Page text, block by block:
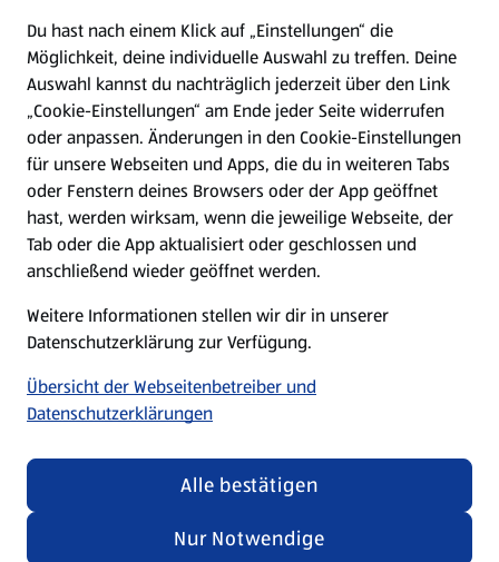
Presse
Hilfe & Kontakt
(öffnet in einem neuen Tab)
Unternehmen
Folge uns hier:
Datenschutz- und Richtlinienmenü
Cookie-Einstellungen
Impressum
Nutzungsbedingungen
Security Policy
Du hast nach einem Klick auf „Einstellungen“ die
Möglichkeit, deine individuelle Auswahl zu treffen. Deine
Auswahl kannst du nachträglich jederzeit über den Link
„Cookie-Einstellungen“ am Ende jeder Seite widerrufen
oder anpassen. Änderungen in den Cookie-Einstellungen
für unsere Webseiten und Apps, die du in weiteren Tabs
oder Fenstern deines Browsers oder der App geöffnet
hast, werden wirksam, wenn die jeweilige Webseite, der
Tab oder die App aktualisiert oder geschlossen und
anschließend wieder geöffnet werden.
Weitere Informationen stellen wir dir in unserer
Datenschutzerklärung zur Verfügung.
Übersicht der Webseitenbetreiber und
Datenschutzerklärungen
Nur Notwendige
Alle bestätigen